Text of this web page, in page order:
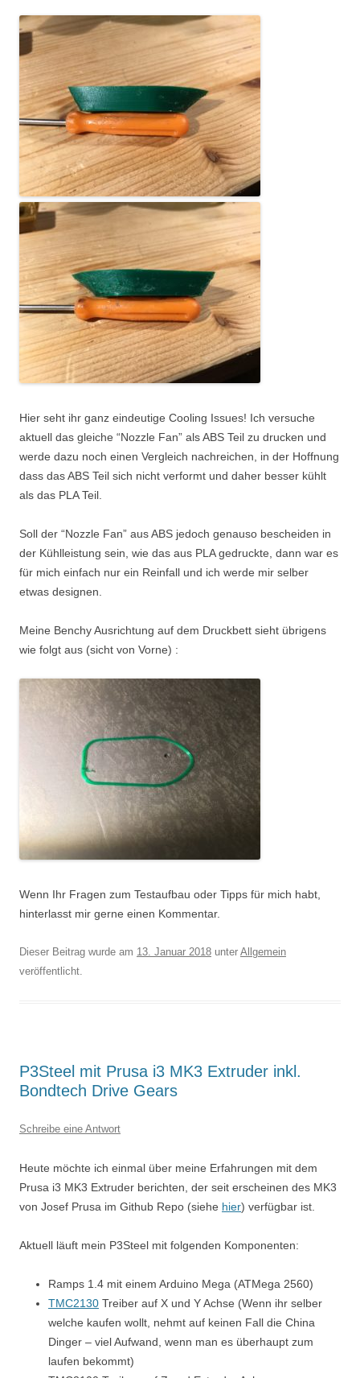
Hier seht ihr ganz eindeutige Cooling Issues! Ich versuche
aktuell das gleiche “Nozzle Fan” als ABS Teil zu drucken und
werde dazu noch einen Vergleich nachreichen, in der Hoffnung
dass das ABS Teil sich nicht verformt und daher besser kühlt
als das PLA Teil.
Soll der “Nozzle Fan” aus ABS jedoch genauso bescheiden in
der Kühlleistung sein, wie das aus PLA gedruckte, dann war es
für mich einfach nur ein Reinfall und ich werde mir selber
etwas designen.
Meine Benchy Ausrichtung auf dem Druckbett sieht übrigens
wie folgt aus (sicht von Vorne) :
Wenn Ihr Fragen zum Testaufbau oder Tipps für mich habt,
hinterlasst mir gerne einen Kommentar.
Dieser Beitrag wurde am 13. Januar 2018 unter Allgemein
veröffentlicht.
P3Steel mit Prusa i3 MK3 Extruder inkl.
Bondtech Drive Gears
Schreibe eine Antwort
Heute möchte ich einmal über meine Erfahrungen mit dem
Prusa i3 MK3 Extruder berichten, der seit erscheinen des MK3
von Josef Prusa im Github Repo (siehe hier) verfügbar ist.
Aktuell läuft mein P3Steel mit folgenden Komponenten:
Ramps 1.4 mit einem Arduino Mega (ATMega 2560)
TMC2130 Treiber auf X und Y Achse (Wenn ihr selber
welche kaufen wollt, nehmt auf keinen Fall die China
Dinger – viel Aufwand, wenn man es überhaupt zum
laufen bekommt)